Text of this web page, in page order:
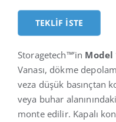
TEKLIF İSTE
Storagetech™’in Model
Vanası, dökme
veza düşük basınçtan
veya buhar
monte edilir. Kapalı